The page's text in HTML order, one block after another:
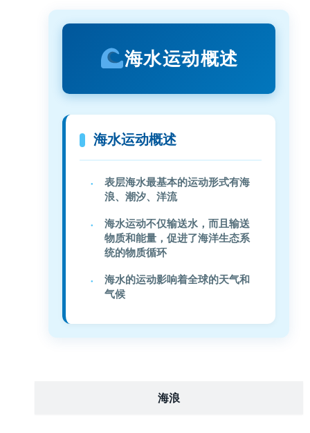
海浪
海水运动概述
海水运动概述
表层海水最基本的运动形式有海
浪、潮汐、洋流
海水运动不仅输送水，而且输送
物质和能量，促进了海洋生态系
统的物质循环
海水的运动影响着全球的天气和
气候